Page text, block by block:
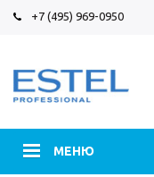
+7 (495) 969-0950
МЕНЮ